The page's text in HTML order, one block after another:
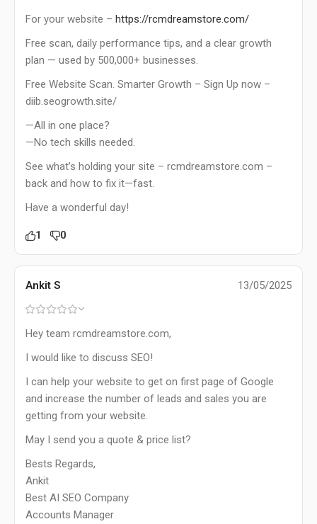
For your website – https://rcmdreamstore.com/
Free scan, daily performance tips, and a clear growth
plan — used by 500,000+ businesses.
Free Website Scan. Smarter Growth – Sign Up now –
diib.seogrowth.site/
—All in one place?
—No tech skills needed.
See what’s holding your site – rcmdreamstore.com –
back and how to fix it—fast.
Have a wonderful day!
1 0
Ankit S 13/05/2025
Hey team rcmdreamstore.com,
I would like to discuss SEO!
I can help your website to get on first page of Google
and increase the number of leads and sales you are
getting from your website.
May I send you a quote & price list?
Bests Regards,
Ankit
Best AI SEO Company
Accounts Manager